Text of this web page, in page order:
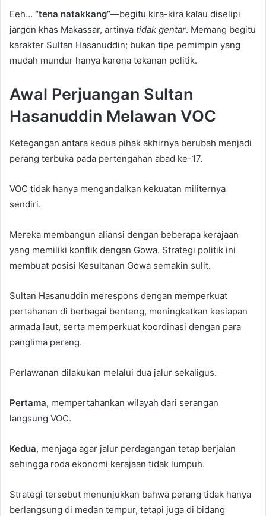
Eeh… “tena natakkang”—begitu kira-kira kalau diselipi
jargon khas Makassar, artinya tidak gentar. Memang begitu
karakter Sultan Hasanuddin; bukan tipe pemimpin yang
mudah mundur hanya karena tekanan politik.
Awal Perjuangan Sultan
Hasanuddin Melawan VOC
Ketegangan antara kedua pihak akhirnya berubah menjadi
perang terbuka pada pertengahan abad ke-17.
VOC tidak hanya mengandalkan kekuatan militernya
sendiri.
Mereka membangun aliansi dengan beberapa kerajaan
yang memiliki konflik dengan Gowa. Strategi politik ini
membuat posisi Kesultanan Gowa semakin sulit.
Sultan Hasanuddin merespons dengan memperkuat
pertahanan di berbagai benteng, meningkatkan kesiapan
armada laut, serta memperkuat koordinasi dengan para
panglima perang.
Perlawanan dilakukan melalui dua jalur sekaligus.
Pertama, mempertahankan wilayah dari serangan
langsung VOC.
Kedua, menjaga agar jalur perdagangan tetap berjalan
sehingga roda ekonomi kerajaan tidak lumpuh.
Strategi tersebut menunjukkan bahwa perang tidak hanya
berlangsung di medan tempur, tetapi juga di bidang